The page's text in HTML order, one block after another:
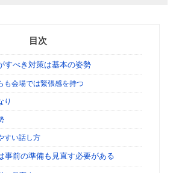
目次
すべき対策は基本の姿勢
会場では緊張感を持つ
り
すい話し方
事前の準備も見直す必要がある